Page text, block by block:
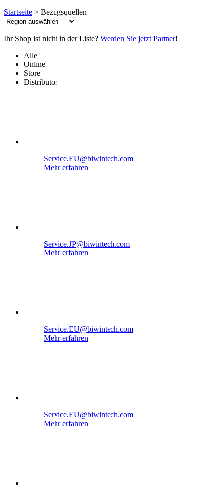
Startseite > Bezugsquellen
Ihr Shop ist nicht in der Liste? Werden Sie jetzt Partner!
Alle
Online
Store
Distributor
Service.EU@biwintech.com
Mehr erfahren
Service.JP@biwintech.com
Mehr erfahren
Service.EU@biwintech.com
Mehr erfahren
Service.EU@biwintech.com
Mehr erfahren